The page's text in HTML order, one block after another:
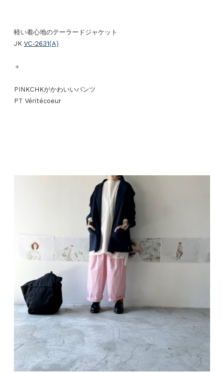
軽い着心地のテーラードジャケット
JK VC-2631(A)
＋
PINKCHKがかわいいパンツ
PT Véritécoeur